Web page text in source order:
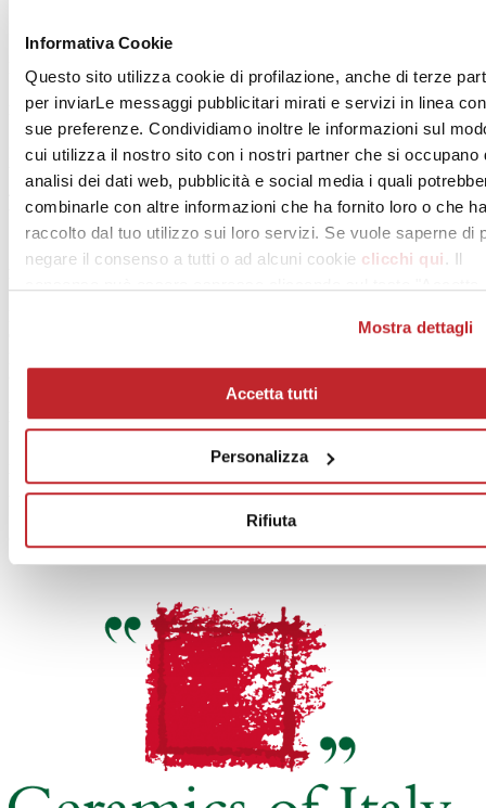
Informativa Cookie
Questo sito utilizza cookie di profilazione, anche di terze
per inviarLe messaggi pubblicitari mirati e servizi in linea
sue preferenze. Condividiamo inoltre le informazioni sul
cui utilizza il nostro sito con i nostri partner che si occupano
analisi dei dati web, pubblicità e social media i quali
combinarle con altre informazioni che ha fornito loro o che
raccolto dal tuo utilizzo sui loro servizi. Se vuole saperne di
negare il consenso a tutti o ad alcuni cookie clicchi qui . Il
Mostra dettagli
Accetta tutti
Personalizza
Rifiuta
Simona Malagoli, Elisa Montalti, Veronica Rodenigo,
Elena Romani, Antonia Solari, Giulia Tallarita.
Pubblicità
Pool Media Srls
Via P. Tacchini 4
41124 Modena
t. 059 344455 – m. 335 391555
[email protected]
Edizioni
al n. 1454 in data 17-12-1998
Direzione, redazione e amministrazione
Edi.Cer. SpA Società Unipersonale
Viale Monte Santo, 40 – 41049 Sassuolo (Mo)
tel. 0536 804585 – fax 0536 806510
– www.ceramica.info